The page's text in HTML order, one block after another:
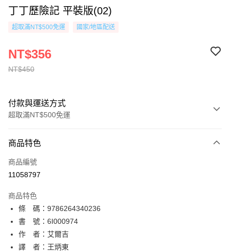
丁丁歷險記 平裝版(02)
超取滿NT$500免運 國家/地區配送
NT$450
NT$356
付款與運送方式
超取滿NT$500免運
信用卡一次付款
超商取貨付款
相關說明
【關於「AFTEE先享後付」】
AFTEE先享後付是「在收到商品之後才付款」的支付方式。 讓您購物簡單
便利好安心！
１．簡單：不需註冊會員、不需綁卡、不需儲值。
２．便利：只要手機號碼，簡訊認證，即可結帳。
ATM付款
運送方式
商品特色
商品編號
11058797
商品特色
條 碼：9786264340236
書 號：6I000974
作 者：艾爾吉
譯 者：王炳東